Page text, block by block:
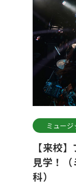
ミュー
【来校
見学！
科）